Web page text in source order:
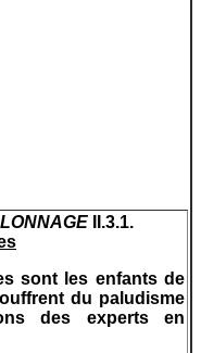
II.3.1.
sont les enfants de
du paludisme
des experts en